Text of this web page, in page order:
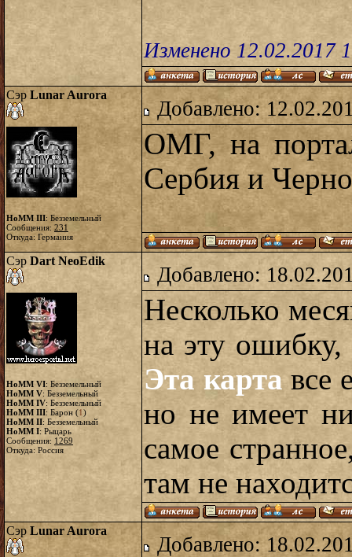
Изменено 12.02.2017
Сэр Lunar Aurora
HoMM III: Безземельный
Сообщения: 231
Откуда: Германия
Добавлено:
ОМГ, на
Сербия и
Сэр Dart NeoEdik
HoMM VI: Безземельный
HoMM V: Безземельный
HoMM IV: Безземельный
HoMM III: Барон (1)
HoMM II: Безземельный
HoMM I: Рыцарь
Сообщения: 1269
Откуда: Россия
Добавлено:
Несколько
на эту ошибку,
Эта картавсе
но не имеет
самое
там не
Сэр Lunar Aurora
Добавлено: